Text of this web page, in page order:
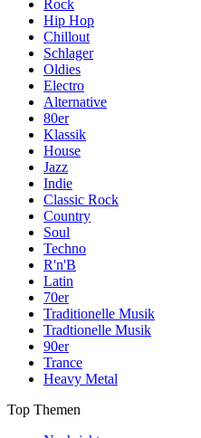
Rock
Hip Hop
Chillout
Schlager
Oldies
Electro
Alternative
80er
Klassik
House
Jazz
Indie
Classic Rock
Country
Soul
Techno
R'n'B
Latin
70er
Traditionelle Musik
Tradtionelle Musik
90er
Trance
Heavy Metal
Top Themen